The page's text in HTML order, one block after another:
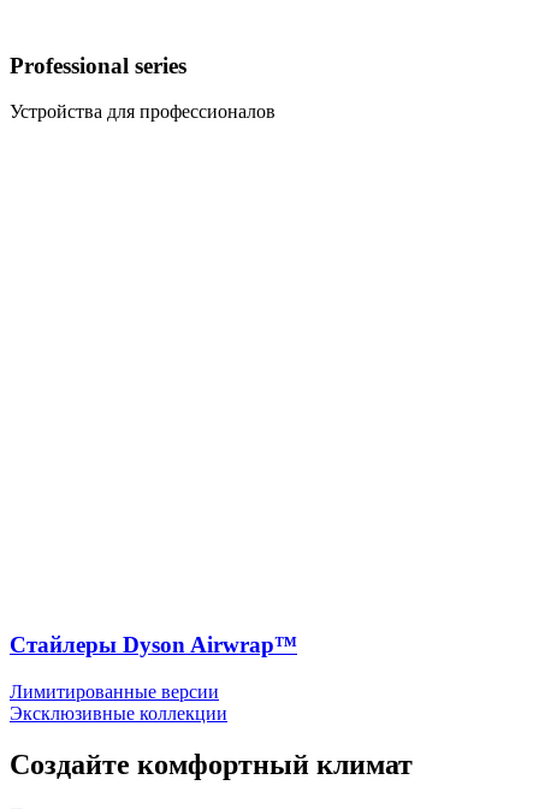
Professional series
Устройства для профессионалов
Стайлеры Dyson Airwrap™
Лимитированные версии
Эксклюзивные коллекции
Создайте комфортный климат